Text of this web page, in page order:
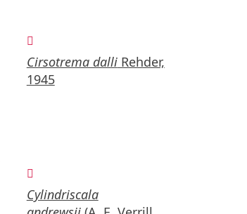
Cirsotrema dalliRehder,
1945
Cylindriscala